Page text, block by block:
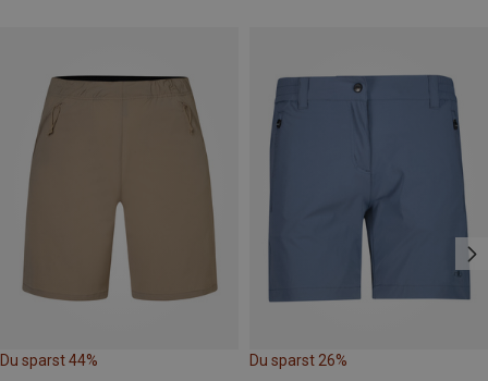
Du sparst 44% Du sparst 26%